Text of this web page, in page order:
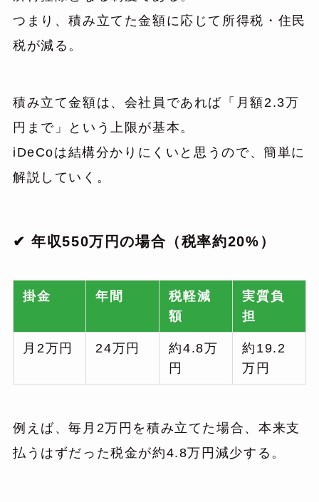
つまり、積み立てた金額に応じて所得税・住民
税が減る。
積み立て金額は、会社員であれば「月額2.3万
円まで」という上限が基本。
iDeCoは結構分かりにくいと思うので、簡単に
解説していく。
✔ 年収550万円の場合（税率約20%）
掛金 年間
税軽減
額
実質負
担
月2万円 24万円
約4.8万
円
約19.2
万円
例えば、毎月2万円を積み立てた場合、本来支
払うはずだった税金が約4.8万円減少する。